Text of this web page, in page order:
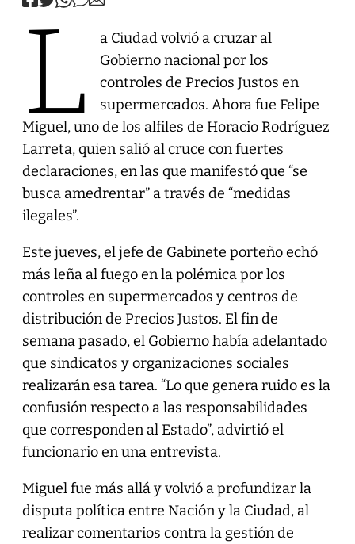
L
a Ciudad volvió a cruzar al
Gobierno nacional por los
controles de Precios Justos en
supermercados. Ahora fue Felipe
Miguel, uno de los alfiles de Horacio Rodríguez
Larreta, quien salió al cruce con fuertes
declaraciones, en las que manifestó que “se
busca amedrentar” a través de “medidas
ilegales”.
Este jueves, el jefe de Gabinete porteño echó
más leña al fuego en la polémica por los
controles en supermercados y centros de
distribución de Precios Justos. El fin de
semana pasado, el Gobierno había adelantado
que sindicatos y organizaciones sociales
realizarán esa tarea. “Lo que genera ruido es la
confusión respecto a las responsabilidades
que corresponden al Estado”, advirtió el
funcionario en una entrevista.
Miguel fue más allá y volvió a profundizar la
disputa política entre Nación y la Ciudad, al
realizar comentarios contra la gestión de